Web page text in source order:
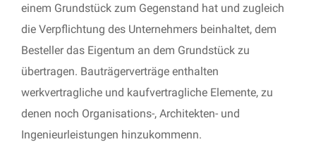
einem Grundstück zum Gegenstand hat und zugleich
die Verpflichtung des Unternehmers beinhaltet, dem
Besteller das Eigentum an dem Grundstück zu
übertragen. Bauträgerverträge enthalten
werkvertragliche und kaufvertragliche Elemente, zu
denen noch Organisations-, Architekten- und
Ingenieurleistungen hinzukommenn.